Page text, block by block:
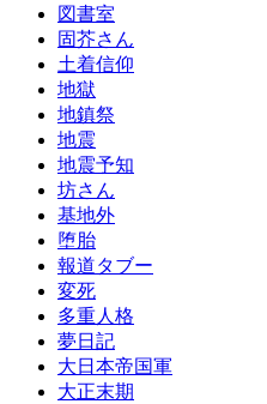
図書室
固芥さん
土着信仰
地獄
地鎮祭
地震
地震予知
坊さん
基地外
堕胎
報道タブー
変死
多重人格
夢日記
大日本帝国軍
大正末期